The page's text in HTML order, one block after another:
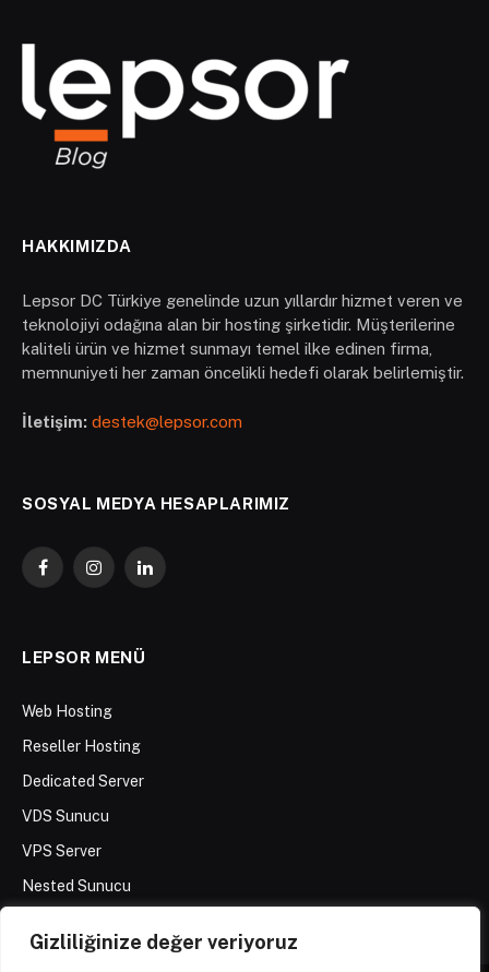
Gizliliğinize değer veriyoruz
HAKKIMIZDA
Lepsor DC Türkiye genelinde uzun yıllardır hizmet veren ve
teknolojiyi odağına alan bir hosting şirketidir. Müşterilerine
kaliteli ürün ve hizmet sunmayı temel ilke edinen firma,
memnuniyeti her zaman öncelikli hedefi olarak belirlemiştir.
İletişim: destek@lepsor.com
SOSYAL MEDYA HESAPLARIMIZ
FacebookInstagramLinkedIn
LEPSOR MENÜ
Web Hosting
Reseller Hosting
Dedicated Server
VDS Sunucu
VPS Server
Nested Sunucu